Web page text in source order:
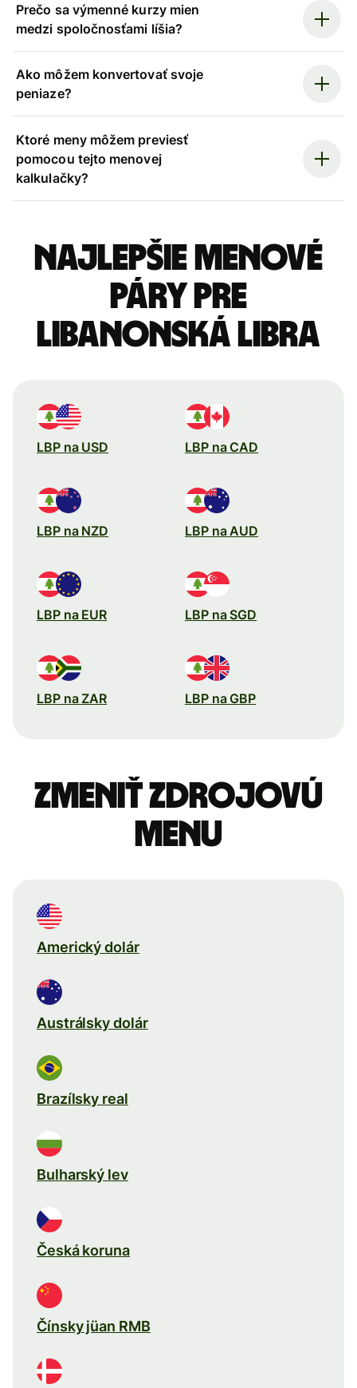
Prečo sa výmenné kurzy mien
medzi spoločnosťami líšia?
Ako môžem konvertovať svoje
peniaze?
Ktoré meny môžem previesť
pomocou tejto menovej
kalkulačky?
Najlepšie menové
páry pre
Libanonská libra
LBP na USD LBP na CAD
LBP na NZD LBP na AUD
LBP na EUR LBP na SGD
LBP na ZAR LBP na GBP
Zmeniť zdrojovú
menu
Americký dolár
Austrálsky dolár
Brazílsky real
Bulharský lev
Česká koruna
Čínsky jüan RMB